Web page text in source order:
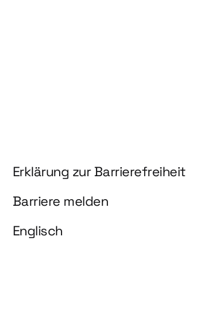
Information und Service
Erklärung zur Barrierefreiheit
Barriere melden
Englisch